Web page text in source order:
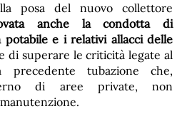
posa del nuovo collettore
anche la condotta di
potabile e i relativi allacci delle
di superare le criticità legate al
precedente tubazione che,
di aree private, non